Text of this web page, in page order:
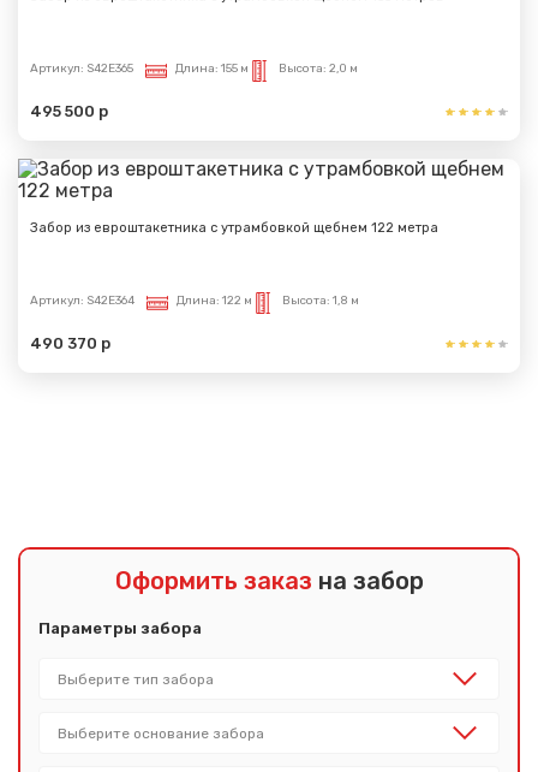
Артикул: S42E365 Длина: 155 м Высота: 2,0 м
495 500 р
Забор из евроштакетника с утрамбовкой щебнем 122 метра
Артикул: S42E364 Длина: 122 м Высота: 1,8 м
490 370 р
Оформить заказ на забор
Параметры забора